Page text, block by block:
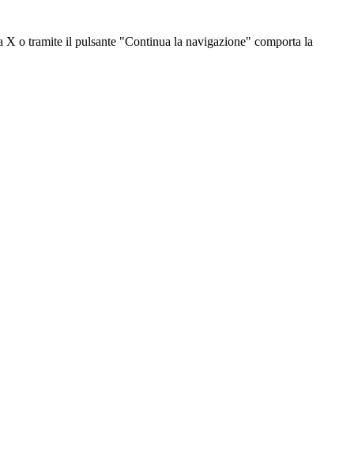
X o tramite il pulsante "Continua la navigazione" comporta la